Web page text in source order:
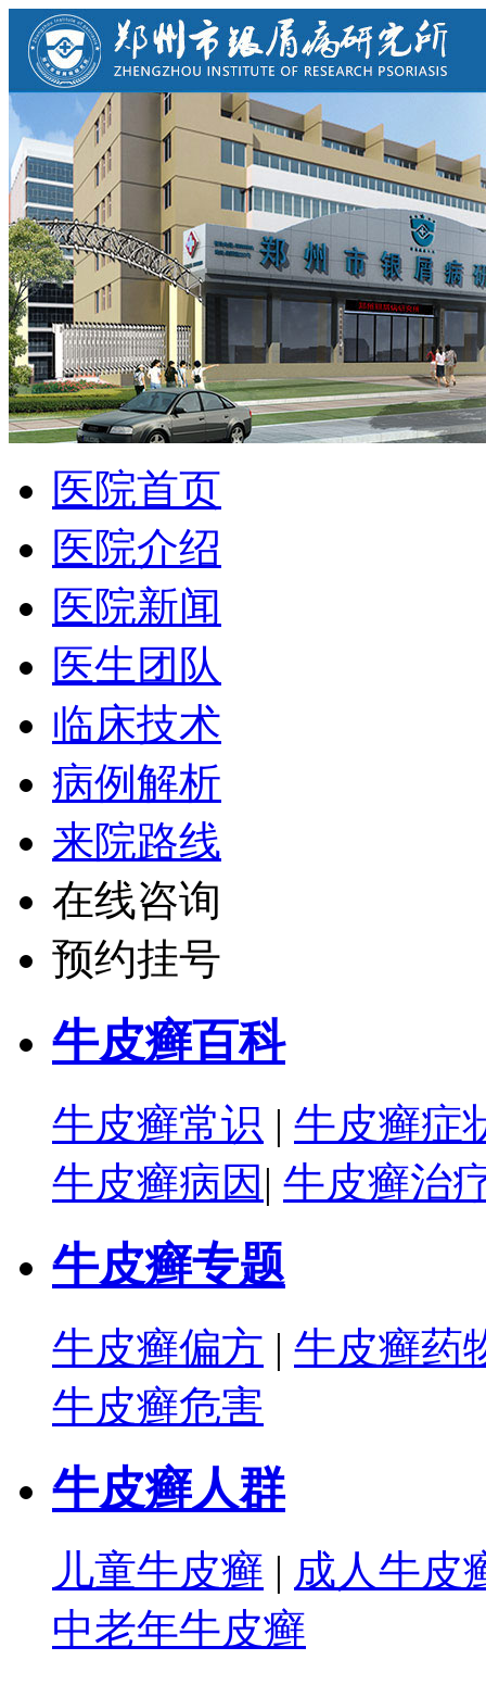
医院首页
医院介绍
医院新闻
医生团队
临床技术
病例解析
来院路线
在线咨询
预约挂号
牛皮癣百科
牛皮癣常识 | 牛皮癣症
牛皮癣病因 | 牛皮癣治
牛皮癣专题
牛皮癣偏方 | 牛皮癣药
牛皮癣危害
牛皮癣人群
儿童牛皮癣 | 成人牛皮
中老年牛皮癣